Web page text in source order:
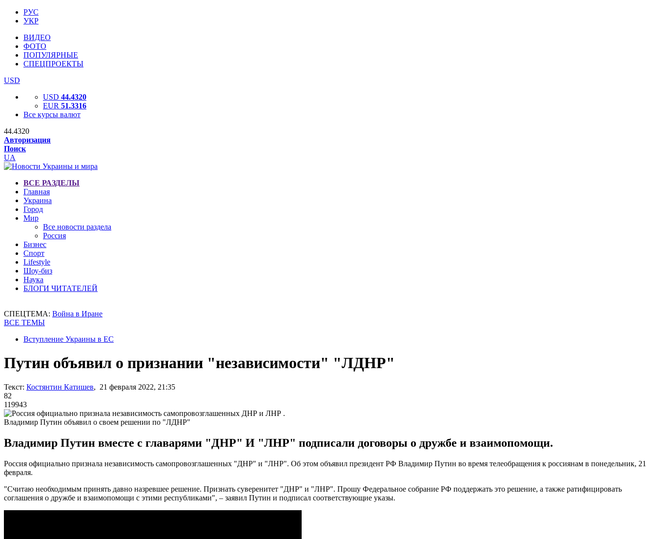
РУС
УКР
ВИДЕО
ФОТО
ПОПУЛЯРНЫЕ
СПЕЦПРОЕКТЫ
USD
USD 44.4320
EUR 51.3316
Все курсы валют
44.4320
Авторизация
Поиск
UA
ВСЕ РАЗДЕЛЫ
Главная
Украина
Город
Мир
Все новости раздела
Россия
Бизнес
Спорт
Lifestyle
Шоу-биз
Наука
БЛОГИ ЧИТАТЕЛЕЙ
СПЕЦТЕМА: Война в Иране
ВСЕ ТЕМЫ
Вступление Украины в ЕС
Путин объявил о признании "независимости" "ЛДНР"
Текст: Костянтин Катишев, 21 февраля 2022, 21:35
82
119943
Владимир Путин объявил о своем решении по "ЛДНР"
Владимир Путин вместе с главарями "ДНР" И "ЛНР" подписали договоры о дружбе и взаимопомощи.
Россия официально признала независимость самопровозглашенных "ДНР" и "ЛНР". Об этом объявил президент РФ Владимир Путин во время телеобращения к россиянам в понедельник, 21
февраля.
"Считаю необходимым принять давно назревшее решение. Признать суверенитет "ДНР" и "ЛНР". Прошу Федеральное собрание РФ поддержать это решение, а также ратифицировать
соглашения о дружбе и взаимопомощи с этими республиками", – заявил Путин и подписал соответствующие указы.